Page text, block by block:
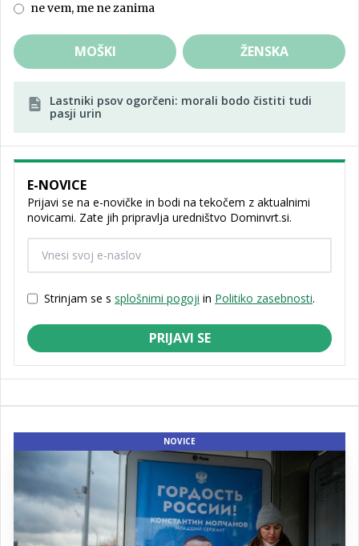
ne vem, me ne zanima
MOŠKI ŽENSKA
Lastniki psov ogorčeni: morali bodo čistiti tudi
pasji urin
E-NOVICE
Prijavi se na e-novičke in bodi na tekočem z aktualnimi
novicami. Zate jih pripravlja uredništvo Dominvrt.si.
Strinjam se s splošnimi pogoji in Politiko zasebnosti.
PRIJAVI SE
NOVICE